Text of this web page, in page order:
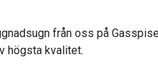
från oss på
högsta kvalitet.